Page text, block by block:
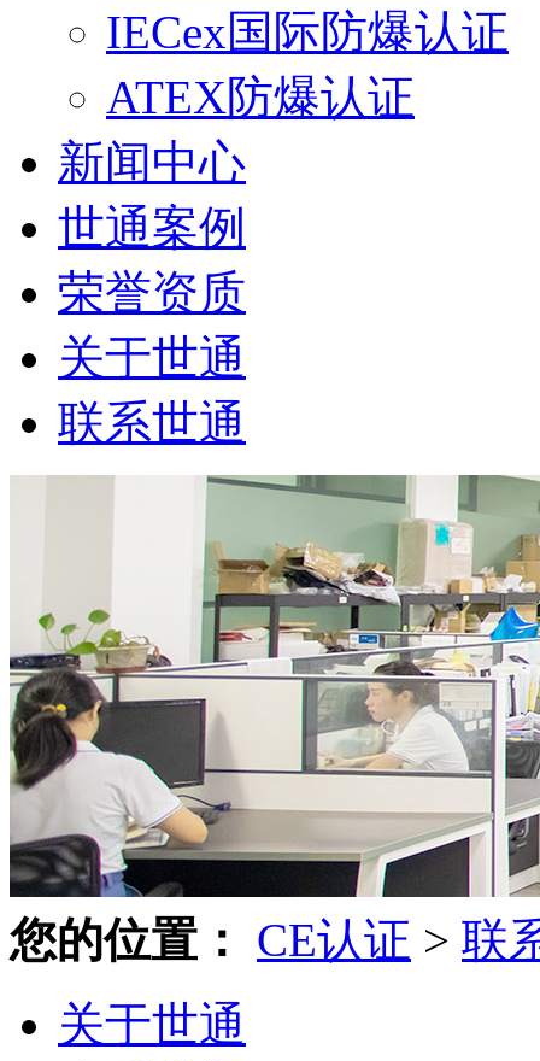
IECex国际防爆认证
ATEX防爆认证
新闻中心
世通案例
荣誉资质
关于世通
联系世通
您的位置： CE认证 > 联
关于世通